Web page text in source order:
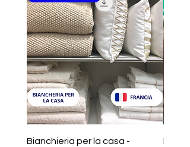
Bianchieria per la casa -